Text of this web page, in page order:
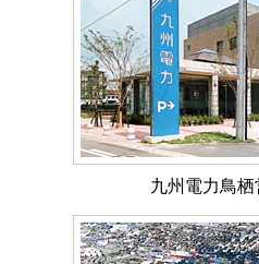
九州電力鳥